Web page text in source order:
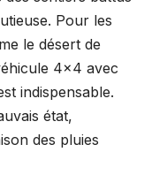
Pour les
le désert de
4×4 avec
indispensable.
état,
des pluies